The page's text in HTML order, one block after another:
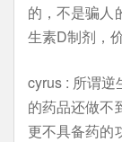
的，不是骗人
生素D制剂，
cyrus : 所谓逆
的药品还做不
更不具备药的